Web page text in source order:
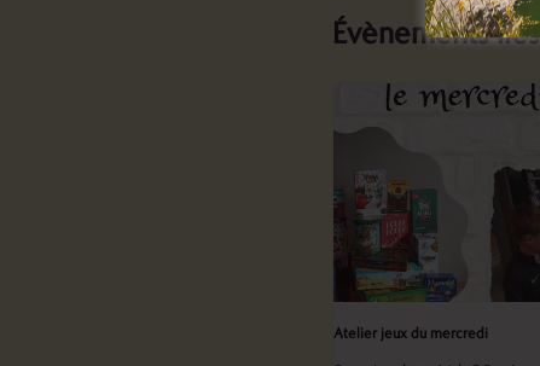
Évènements liés
Atelier jeux du mercredi